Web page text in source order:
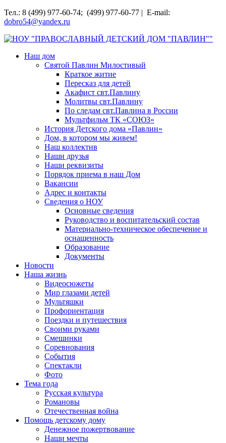
Перейти
к
Тел.: 8 (499) 977-60-74; (499) 977-60-77 | E-mail:
dobro54@yandex.ru
НОУ "ПРАВОСЛАВНЫЙ ДЕТСКИЙ ДОМ "ПАВЛИН""
Наш дом
Святой Павлин Милостивый
Краткое житие
Пересказ для детей
Акафист свт.Павлину
Молитвы свт.Павлину
По следам свт.Павлина в России
Мультфильм ТК «СОЮЗ»
История Детского дома «Павлин»
Дом, в котором мы живем!
Наш коллектив
Наши друзья
Наши реквизиты
Порядок приема в наш Дом
Вакансии
Адрес и контакты
Сведения о НОУ
Основные сведения
Руководство и воспитательский состав
Материально-техническое обеспечение и
оснащенность
Образование
Документы
Новости
Наша жизнь
Видеосюжеты
Мир глазами детей
Мультяшки
Профориентация
Поездки и путешествия
Своими руками
Смешинки
Соревнования
События
Спектакли
Фото
Тема года
Русская культура
Романовы
Отечественная война
Помощь детскому дому
Денежное пожертвование
Наши мечты